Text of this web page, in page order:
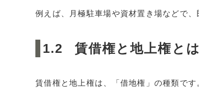
例えば、月極駐車場や資材置き場などで、
賃借権と地上権とは
賃借権と地上権は、「借地権」の種類です